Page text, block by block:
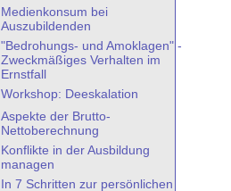
Medienkonsum bei
Auszubildenden
"Bedrohungs- und Amoklagen" -
Zweckmäßiges Verhalten im
Ernstfall
Workshop: Deeskalation
Aspekte der Brutto-
Nettoberechnung
Konflikte in der Ausbildung
managen
In 7 Schritten zur persönlichen